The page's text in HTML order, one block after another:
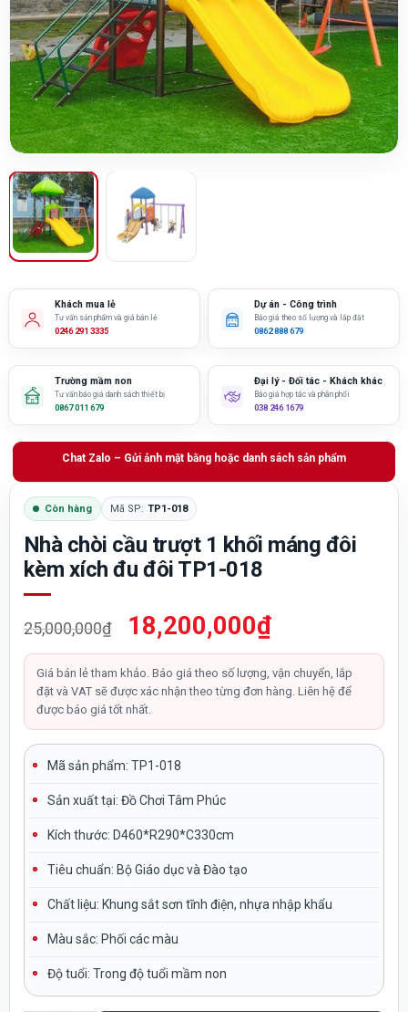
Khách mua lẻ
Tư vấn sản phẩm và giá bán lẻ
0246 291 3335
Dự án - Công trình
Báo giá theo số lượng và lắp đặt
0862 888 679
Trường mầm non
Tư vấn báo giá danh sách thiết bị
0867 011 679
Đại lý - Đối tác - Khách khác
Báo giá hợp tác và phân phối
038 246 1679
Chat Zalo – Gửi ảnh mặt bằng hoặc danh sách sản phẩm
Còn hàng Mã SP: TP1-018
Nhà chòi cầu trượt 1 khối máng đôi
kèm xích đu đôi TP1-018
25,000,000₫
Giá
gốc
là:
25,000,000₫.
18,200,000₫Giá
hiện
tại
là:
18,200,000₫.
Giá bán lẻ tham khảo. Báo giá theo số lượng, vận chuyển, lắp
đặt và VAT sẽ được xác nhận theo từng đơn hàng. Liên hệ để
được báo giá tốt nhất.
Mã sản phẩm: TP1-018
Sản xuất tại: Đồ Chơi Tâm Phúc
Kích thước: D460*R290*C330cm
Tiêu chuẩn: Bộ Giáo dục và Đào tạo
Chất liệu: Khung sắt sơn tĩnh điện, nhựa nhập khẩu
Màu sắc: Phối các màu
Độ tuổi: Trong độ tuổi mầm non